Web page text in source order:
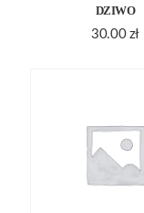
DZIWO
30.00 zł